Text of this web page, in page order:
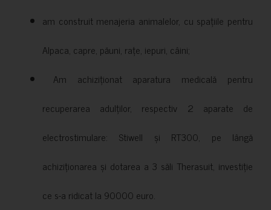
am construit menajeria animalelor, cu spațiile pentru
Alpaca, capre, păuni, rațe, iepuri, câini;
Am achiziționat aparatura medicală pentru
recuperarea adulților, respectiv 2 aparate de
electrostimulare: Stiwell și RT300, pe lângă
achiziționarea și dotarea a 3 săli Therasuit, investiție
ce s-a ridicat la 90000 euro.